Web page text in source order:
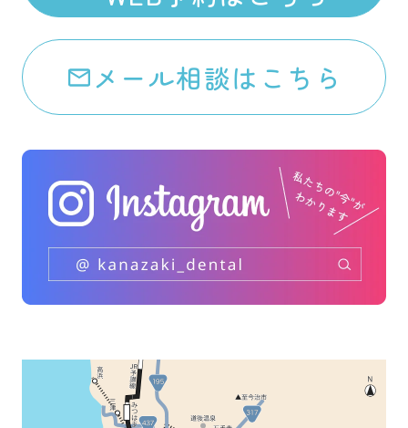
メール相談はこちら